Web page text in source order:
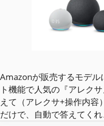
Amazonが販売するモデ
ト機能で人気の『アレク
えて（アレクサ+操作内容
だけで、自動で答えてく